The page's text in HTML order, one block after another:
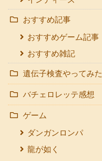
おすすめ記事
おすすめゲーム記事
おすすめ雑記
遺伝子検査やってみた
バチェロレッテ感想
ゲーム
ダンガンロンパ
龍が如く